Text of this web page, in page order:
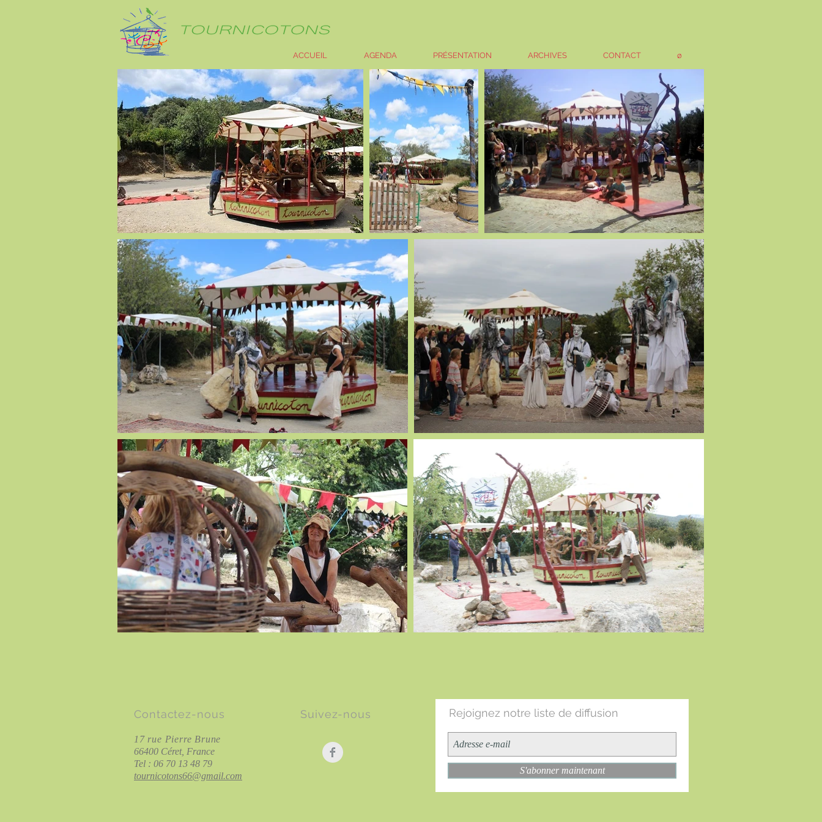
ACCUEIL AGENDA PRÉSENTATION ARCHIVES CONTACT ø
Contactez-nous
17 rue Pierre Brune
66400 Céret, France
Tel : 06 70 13 48 79
tournicotons66@gmail.com
Suivez-nous Rejoignez notre liste de diffusion
S'abonner maintenant